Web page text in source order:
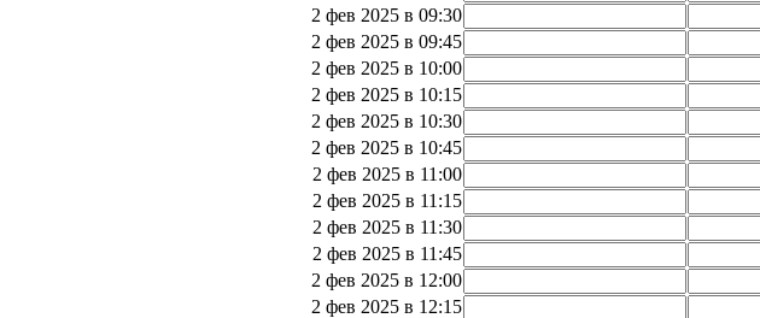
2 фев 2025 в 09:30
2 фев 2025 в 09:45
2 фев 2025 в 10:00
2 фев 2025 в 10:15
2 фев 2025 в 10:30
2 фев 2025 в 10:45
2 фев 2025 в 11:00
2 фев 2025 в 11:15
2 фев 2025 в 11:30
2 фев 2025 в 11:45
2 фев 2025 в 12:00
2 фев 2025 в 12:15